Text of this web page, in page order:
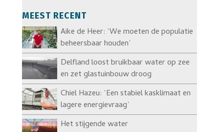
MEEST RECENT
Aike de Heer: ‘We moeten de populatie
beheersbaar houden’
Delfland loost bruikbaar water op zee
en zet glastuinbouw droog
Chiel Hazeu: ‘Een stabiel kasklimaat en
lagere energievraag’
Het stijgende water